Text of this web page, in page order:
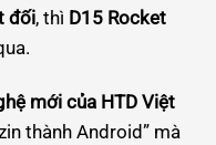
đối, thì D15 Rocket
mới của HTD Việt
thành Android” mà